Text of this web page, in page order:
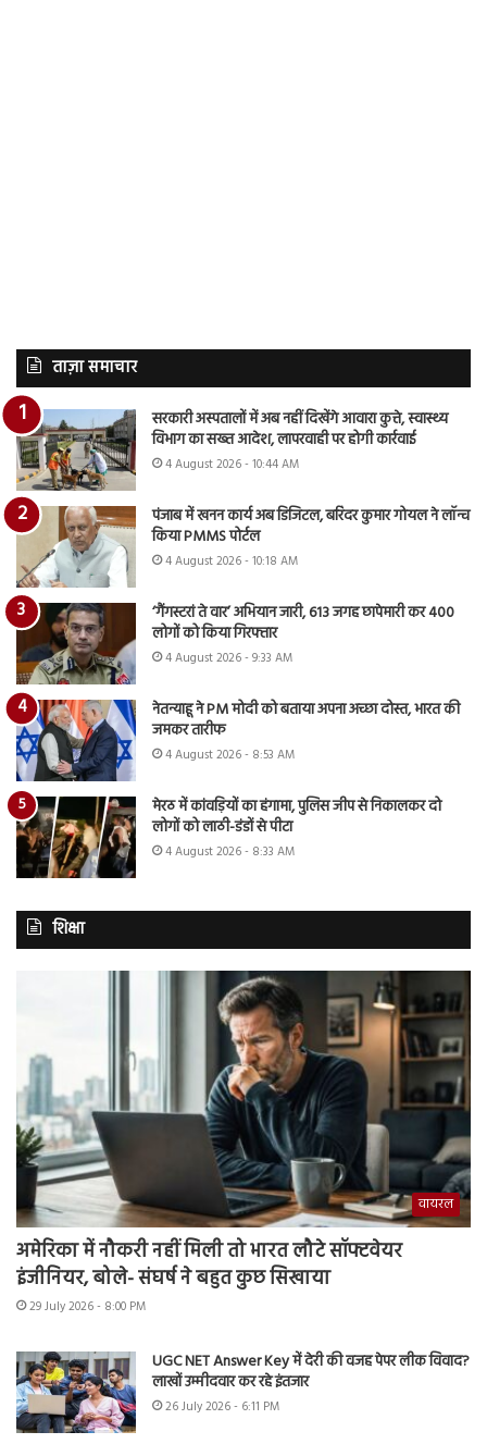
ताज़ा समाचार
सरकारी अस्पतालों में अब नहीं दिखेंगे आवारा कुत्ते, स्वास्थ्य
विभाग का सख्त आदेश, लापरवाही पर होगी कार्रवाई
4 August 2026 - 10:44 AM
पंजाब में खनन कार्य अब डिजिटल, बरिंदर कुमार गोयल ने लॉन्च
किया PMMS पोर्टल
4 August 2026 - 10:18 AM
‘गैंगस्टरां ते वार’ अभियान जारी, 613 जगह छापेमारी कर 400
लोगों को किया गिरफ्तार
4 August 2026 - 9:33 AM
नेतन्याहू ने PM मोदी को बताया अपना अच्छा दोस्त, भारत की
जमकर तारीफ
4 August 2026 - 8:53 AM
मेरठ में कांवड़ियों का हंगामा, पुलिस जीप से निकालकर दो
लोगों को लाठी-डंडों से पीटा
4 August 2026 - 8:33 AM
शिक्षा
वायरल
अमेरिका में नौकरी नहीं मिली तो भारत लौटे सॉफ्टवेयर
इंजीनियर, बोले- संघर्ष ने बहुत कुछ सिखाया
29 July 2026 - 8:00 PM
UGC NET Answer Key में देरी की वजह पेपर लीक विवाद?
लाखों उम्मीदवार कर रहे इंतजार
26 July 2026 - 6:11 PM